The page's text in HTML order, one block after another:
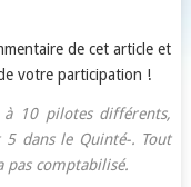
de cet article et
votre participation !
10 pilotes différents,
dans le Quinté-. Tout
pas comptabilisé.